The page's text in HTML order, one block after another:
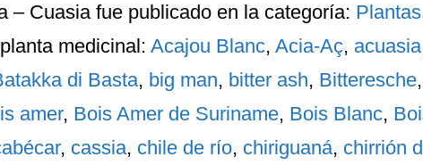
– Cuasiafue publicado en la categoría:
medicinal: Acajou Blanc, Acia-Aç, acuasia
di Basta, big man, bitter ash, Bitteresche,
amer, Bois Amer de Suriname, Bois Blanc,
, cassia, chile de río, chiriguaná, chirrión